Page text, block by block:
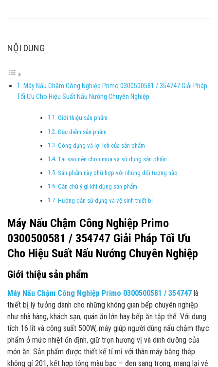
NỘI DUNG
Máy Nấu Chậm Công Nghiệp Primo 0300500581 / 354747 Giải Pháp
Tối Ưu Cho Hiệu Suất Nấu Nướng Chuyên Nghiệp
Giới thiệu sản phẩm
Đặc điểm sản phẩm
Công dụng và lợi ích của sản phẩm
Tại sao nên chọn mua và sử dụng sản phẩm
Sản phẩm này phù hợp với những đối tượng nào
Cần chú ý gì khi dùng sản phẩm
Hướng dẫn sử dụng và vệ sinh thiết bị
Máy Nấu Chậm Công Nghiệp Primo
0300500581 / 354747 Giải Pháp Tối Ưu
Cho Hiệu Suất Nấu Nướng Chuyên Nghiệp
Giới thiệu sản phẩm
Máy Nấu Chậm Công Nghiệp Primo 0300500581 / 354747 là
thiết bị lý tưởng dành cho những không gian bếp chuyên nghiệp
như nhà hàng, khách sạn, quán ăn lớn hay bếp ăn tập thể. Với dung
tích 16 lít và công suất 500W, máy giúp người dùng nấu chậm thực
phẩm ở mức nhiệt ổn định, giữ trọn hương vị và dinh dưỡng của
món ăn. Sản phẩm được thiết kế tỉ mỉ với thân máy bằng thép
không gỉ 201, kết hợp tông màu bạc – đen sang trọng, mang lại vẻ